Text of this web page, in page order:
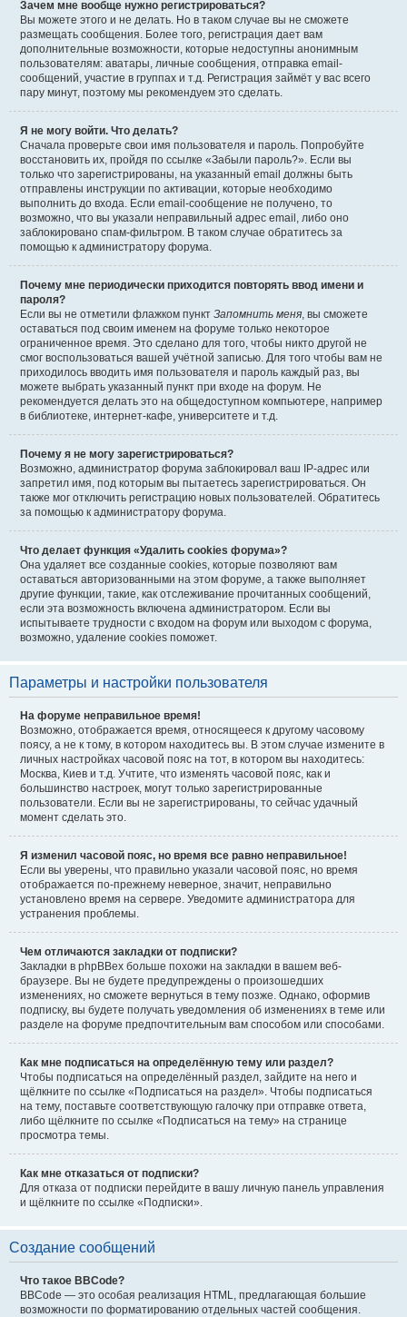
Зачем мне вообще нужно регистрироваться?
Вы можете этого и не делать. Но в таком случае вы не сможете
размещать сообщения. Более того, регистрация дает вам
дополнительные возможности, которые недоступны анонимным
пользователям: аватары, личные сообщения, отправка email-
сообщений, участие в группах и т.д. Регистрация займёт у вас всего
пару минут, поэтому мы рекомендуем это сделать.
Я не могу войти. Что делать?
Сначала проверьте свои имя пользователя и пароль. Попробуйте
восстановить их, пройдя по ссылке «Забыли пароль?». Если вы
только что зарегистрированы, на указанный email должны быть
отправлены инструкции по активации, которые необходимо
выполнить до входа. Если email-сообщение не получено, то
возможно, что вы указали неправильный адрес email, либо оно
заблокировано спам-фильтром. В таком случае обратитесь за
помощью к администратору форума.
Почему мне периодически приходится повторять ввод имени и
пароля?
Если вы не отметили флажком пункт Запомнить меня, вы сможете
оставаться под своим именем на форуме только некоторое
ограниченное время. Это сделано для того, чтобы никто другой не
смог воспользоваться вашей учётной записью. Для того чтобы вам не
приходилось вводить имя пользователя и пароль каждый раз, вы
можете выбрать указанный пункт при входе на форум. Не
рекомендуется делать это на общедоступном компьютере, например
в библиотеке, интернет-кафе, университете и т.д.
Почему я не могу зарегистрироваться?
Возможно, администратор форума заблокировал ваш IP-адрес или
запретил имя, под которым вы пытаетесь зарегистрироваться. Он
также мог отключить регистрацию новых пользователей. Обратитесь
за помощью к администратору форума.
Что делает функция «Удалить cookies форума»?
Она удаляет все созданные cookies, которые позволяют вам
оставаться авторизованными на этом форуме, а также выполняет
другие функции, такие, как отслеживание прочитанных сообщений,
если эта возможность включена администратором. Если вы
испытываете трудности с входом на форум или выходом с форума,
возможно, удаление cookies поможет.
Параметры и настройки пользователя
На форуме неправильное время!
Возможно, отображается время, относящееся к другому часовому
поясу, а не к тому, в котором находитесь вы. В этом случае измените в
личных настройках часовой пояс на тот, в котором вы находитесь:
Москва, Киев и т.д. Учтите, что изменять часовой пояс, как и
большинство настроек, могут только зарегистрированные
пользователи. Если вы не зарегистрированы, то сейчас удачный
момент сделать это.
Я изменил часовой пояс, но время все равно неправильное!
Если вы уверены, что правильно указали часовой пояс, но время
отображается по-прежнему неверное, значит, неправильно
установлено время на сервере. Уведомите администратора для
устранения проблемы.
Чем отличаются закладки от подписки?
Закладки в phpBBex больше похожи на закладки в вашем веб-
браузере. Вы не будете предупреждены о произошедших
изменениях, но сможете вернуться в тему позже. Однако, оформив
подписку, вы будете получать уведомления об изменениях в теме или
разделе на форуме предпочтительным вам способом или способами.
Как мне подписаться на определённую тему или раздел?
Чтобы подписаться на определённый раздел, зайдите на него и
щёлкните по ссылке «Подписаться на раздел». Чтобы подписаться
на тему, поставьте соответствующую галочку при отправке ответа,
либо щёлкните по ссылке «Подписаться на тему» на странице
просмотра темы.
Как мне отказаться от подписки?
Для отказа от подписки перейдите в вашу личную панель управления
и щёлкните по ссылке «Подписки».
Создание сообщений
Что такое BBCode?
BBCode — это особая реализация HTML, предлагающая большие
возможности по форматированию отдельных частей сообщения.